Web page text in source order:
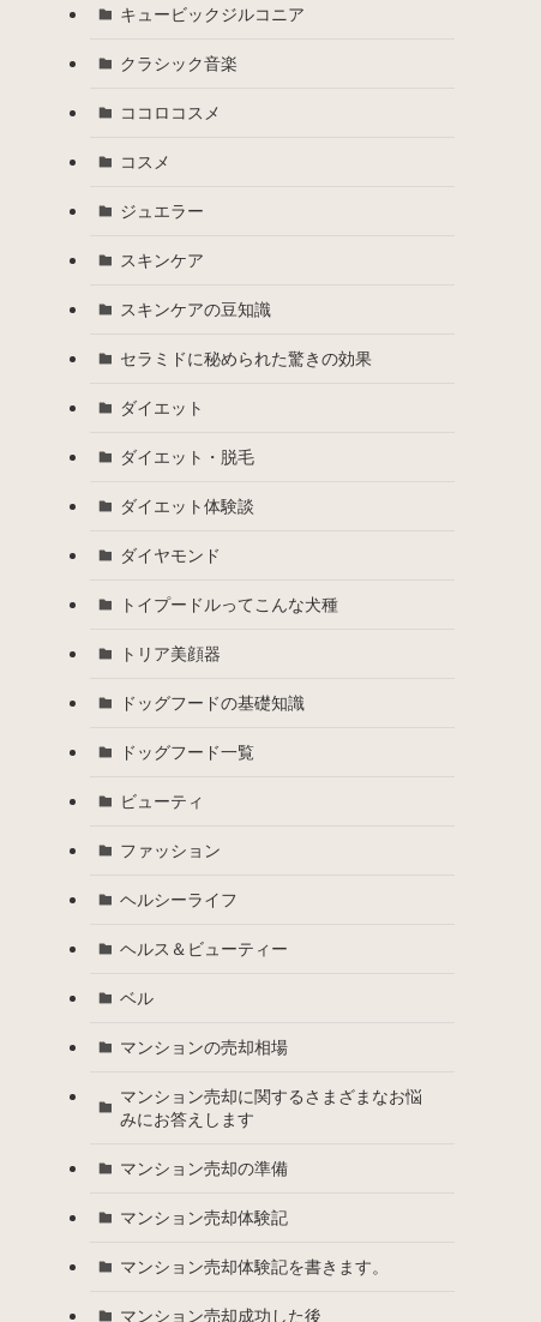
キュービックジルコニア
クラシック音楽
ココロコスメ
コスメ
ジュエラー
スキンケア
スキンケアの豆知識
セラミドに秘められた驚きの効果
ダイエット
ダイエット・脱毛
ダイエット体験談
ダイヤモンド
トイプードルってこんな犬種
トリア美顔器
ドッグフードの基礎知識
ドッグフード一覧
ビューティ
ファッション
ヘルシーライフ
ヘルス＆ビューティー
ベル
マンションの売却相場
マンション売却に関するさまざまなお悩
みにお答えします
マンション売却の準備
マンション売却体験記
マンション売却体験記を書きます。
マンション売却成功した後